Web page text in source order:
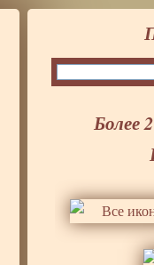
Более